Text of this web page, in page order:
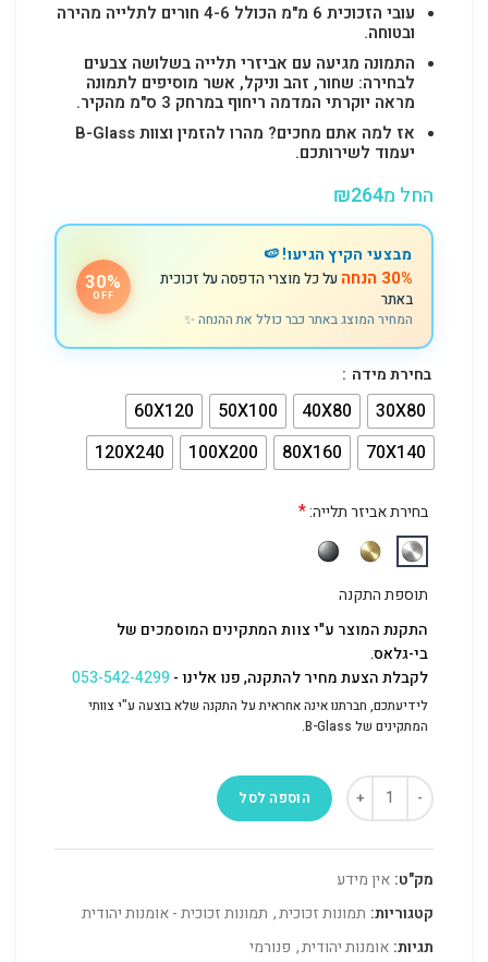
עובי הזכוכית 6 מ"מ הכולל 4-6 חורים לתלייה מהירה
ובטוחה.
התמונה מגיעה עם אביזרי תלייה בשלושה צבעים
לבחירה: שחור, זהב וניקל, אשר מוסיפים לתמונה
מראה יוקרתי המדמה ריחוף במרחק 3 ס"מ מהקיר.
אז למה אתם מחכים? מהרו להזמין וצוות B-Glass
יעמוד לשירותכם.
החל מ ₪264
מבצעי הקיץ הגיעו! 🍉
30% הנחה
על כל מוצרי הדפסה על זכוכית
באתר
המחיר המוצג באתר כבר כולל את ההנחה ✨
30%
OFF
בחירת מידה
30X80
40X80
50X100
60X120
70X140
80X160
100X200
120X240
בחירת אביזר תלייה:*
תוספת התקנה
התקנת המוצר ע"י צוות המתקינים המוסמכים של
בי-גלאס.
לקבלת הצעת מחיר להתקנה, פנו אלינו -053-542-4299
לידיעתכם, חברתנו אינה אחראית על התקנה שלא בוצעה ע"י צוותי
המתקינים של B-Glass.
הוספה לסל
מק"ט: אין מידע
קטגוריות: תמונות זכוכית, תמונות זכוכית - אומנות יהודית
תגיות: אומנות יהודית, פנורמי